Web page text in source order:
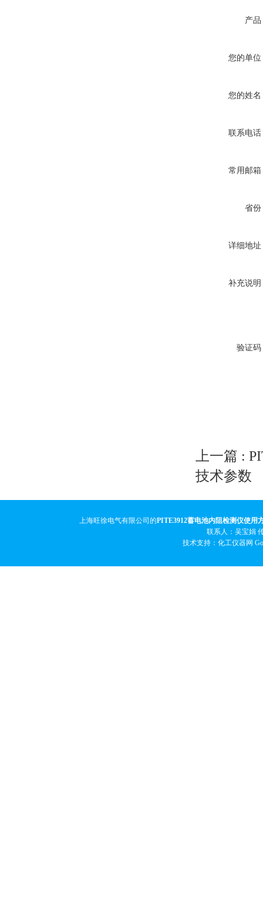
产品
您的单位
您的姓名
联系电话
常用邮箱
省份
详细地址
补充说明
验证码
上一篇 :
技术参数
上海旺徐电气有限公司的PITE3912蓄电池内阻检测仪使用
联系人：吴宝娟
技术支持：化工仪器网